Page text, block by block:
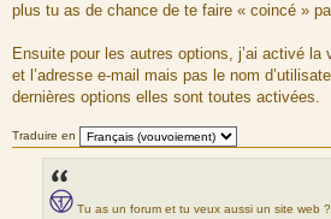
plus tu as de chance de te faire « coincé »
Ensuite pour les autres options, j’ai activé la
et l’adresse e-mail mais pas le nom
dernières options elles sont toutes activées.
Traduire en
Tu as un forum et tu veux aussi un site web ?